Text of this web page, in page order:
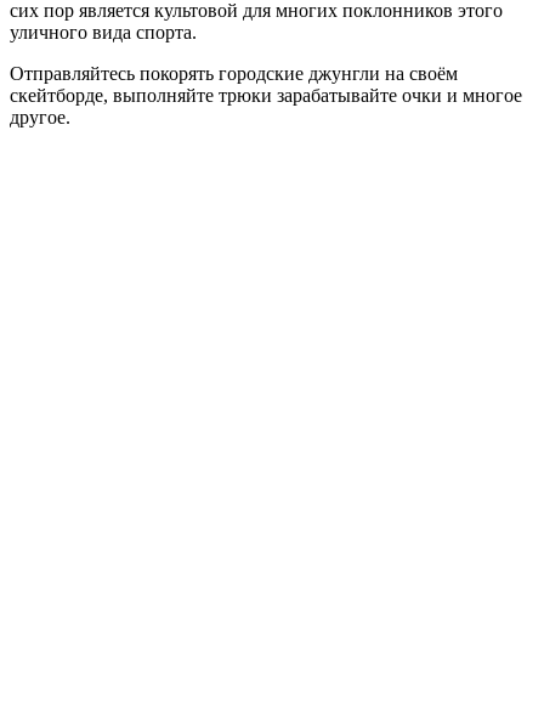
сих пор является культовой для многих поклонников этого
уличного вида спорта.
Отправляйтесь покорять городские джунгли на своём
скейтборде, выполняйте трюки зарабатывайте очки и многое
другое.